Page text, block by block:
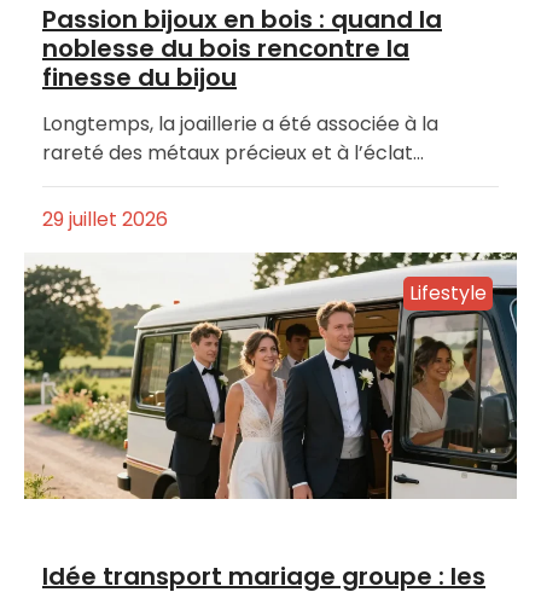
Passion bijoux en bois : quand la
noblesse du bois rencontre la
finesse du bijou
Longtemps, la joaillerie a été associée à la
rareté des métaux précieux et à l’éclat…
29 juillet 2026
Lifestyle
Idée transport mariage groupe : les